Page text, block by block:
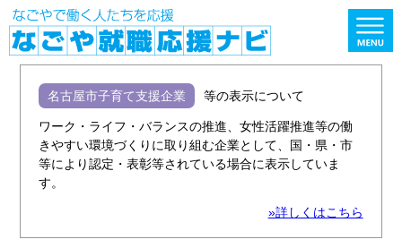
名古屋市子育て支援企業 等の表示について
ワーク・ライフ・バランスの推進、女性活躍推進等の働
きやすい環境づくりに取り組む企業として、国・県・市
等により認定・表彰等されている場合に表示していま
す。
»詳しくはこちら